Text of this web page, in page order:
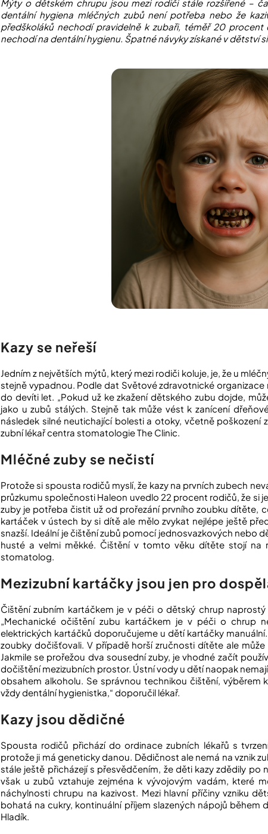
Mýty o dětském chrupu jsou mezi rodiči stále rozšířené –
dentální hygiena mléčných zubů není potřeba nebo že
předškoláků nechodí pravidelně k zubaři, téměř 20
nechodí na dentální hygienu. Špatné návyky získané v dětství
Kazy se neřeší
Jedním z největších mýtů, který mezi rodiči koluje, je, že u
stejně vypadnou. Podle dat Světové zdravotnické organizace
do devíti let. „Pokud už ke zkažení dětského zubu dojde,
jako u zubů stálých. Stejně tak může vést k zanícení
následek silné neutichající bolesti a otoky, včetně poškození
zubní lékař centra stomatologie The Clinic.
Mléčné zuby se nečistí
Protože si spousta rodičů myslí, že kazy na prvních zubech
průzkumu společnosti Haleon uvedlo 22 procent rodičů, že si
zuby je potřeba čistit už od prořezání prvního zoubku dítěte,
kartáček v ústech by si dítě ale mělo zvykat nejlépe ještě
snazší. Ideální je čištění zubů pomocí jednosvazkových nebo
husté a velmi měkké. Čištění v tomto věku dítěte stojí na
stomatolog.
Mezizubní kartáčky jsou jen pro
Čištění zubním kartáčkem je v péči o dětský chrup
„Mechanické očištění zubu kartáčkem je v péči o chrup
elektrických kartáčků doporučujeme u dětí kartáčky
zoubky dočišťovali. V případě horší zručnosti dítěte ale
Jakmile se prořežou dva sousední zuby, je vhodné začít
dočištění mezizubních prostor. Ústní vody u dětí naopak
obsahem alkoholu. Se správnou technikou čištění,
vždy dentální hygienistka,“ doporučil lékař.
Kazy jsou dědičné
Spousta rodičů přichází do ordinace zubních lékařů s
protože ji má geneticky danou. Dědičnost ale nemá na vznik
stále ještě přicházejí s přesvědčením, že děti kazy zdědily
však u zubů vztahuje zejména k vývojovým vadám, které
náchylnosti chrupu na kazivost. Mezi hlavní příčiny vzniku
bohatá na cukry, kontinuální příjem slazených nápojů během
Hladík.